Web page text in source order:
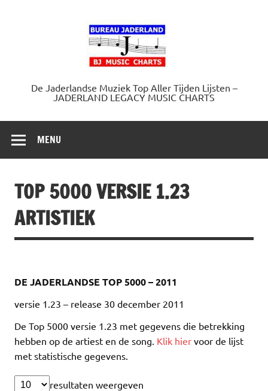
De Jaderlandse Muziek Top Aller Tijden Lijsten –
JADERLAND LEGACY MUSIC CHARTS
MENU
TOP 5000 VERSIE 1.23
ARTISTIEK
DE JADERLANDSE TOP 5000–2011
versie 1.23 – release 30 december 2011
De Top 5000 versie 1.23 met gegevens die betrekking
hebben op de artiest en de song. Klik hier voor de lijst
met statistische gegevens.
resultaten weergeven